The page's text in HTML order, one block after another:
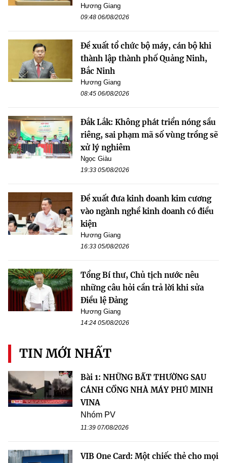
Hương Giang
09:48 06/08/2026
Đề xuất tổ chức bộ máy, cán bộ khi
thành lập thành phố Quảng Ninh,
Bắc Ninh
Hương Giang
08:45 06/08/2026
Đắk Lắk: Không phát triển nóng sầu
riêng, sai phạm mã số vùng trồng sẽ
xử lý nghiêm
Ngọc Giàu
19:33 05/08/2026
Đề xuất đưa kinh doanh kim cương
vào ngành nghề kinh doanh có điều
kiện
Hương Giang
16:33 05/08/2026
Tổng Bí thư, Chủ tịch nước nêu
những câu hỏi cần trả lời khi sửa
Điều lệ Đảng
Hương Giang
14:24 05/08/2026
TIN MỚI NHẤT
Bài 1: NHỮNG BẤT THƯỜNG SAU
CÁNH CỔNG NHÀ MÁY PHÚ MINH
VINA
Nhóm PV
11:39 07/08/2026
VIB One Card: Một chiếc thẻ cho mọi